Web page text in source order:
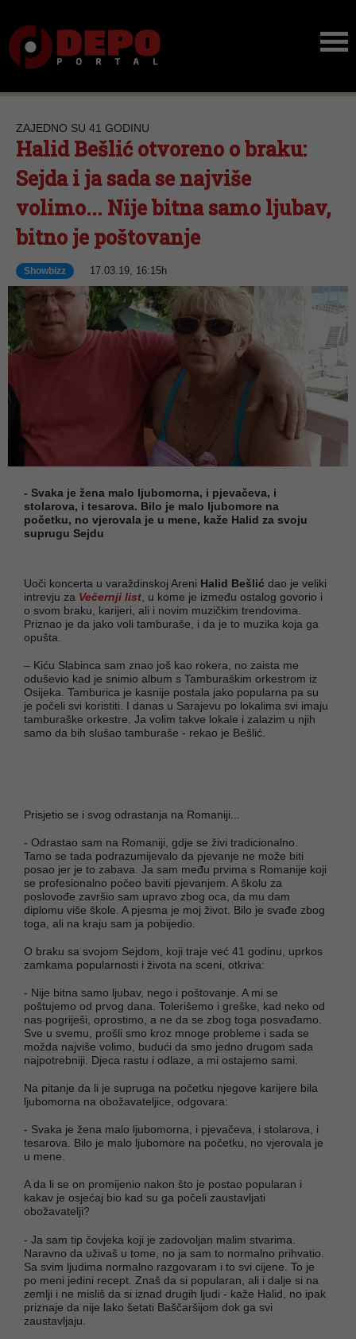
ZAJEDNO SU 41 GODINU
Halid Bešlić otvoreno o braku:
Sejda i ja sada se najviše
volimo... Nije bitna samo ljubav,
bitno je poštovanje
Showbizz 17.03.19, 16:15h
- Svaka je žena malo ljubomorna, i pjevačeva, i
stolarova, i tesarova. Bilo je malo ljubomore na
početku, no vjerovala je u mene, kaže Halid za svoju
suprugu Sejdu
Uoči koncerta u varaždinskoj Areni Halid Bešlić dao je veliki
intrevju za Večernji list , u kome je između ostalog govorio i
o svom braku, karijeri, ali i novim muzičkim trendovima.
Priznao je da jako voli tamburaše, i da je to muzika koja ga
opušta.
– Kiću Slabinca sam znao još kao rokera, no zaista me
oduševio kad je snimio album s Tamburaškim orkestrom iz
Osijeka. Tamburica je kasnije postala jako popularna pa su
je počeli svi koristiti. I danas u Sarajevu po lokalima svi imaju
tamburaške orkestre. Ja volim takve lokale i zalazim u njih
samo da bih slušao tamburaše - rekao je Bešlić.
Prisjetio se i svog odrastanja na Romaniji...
- Odrastao sam na Romaniji, gdje se živi tradicionalno.
Tamo se tada podrazumijevalo da pjevanje ne može biti
posao jer je to zabava. Ja sam među prvima s Romanije koji
se profesionalno počeo baviti pjevanjem. A školu za
poslovođe završio sam upravo zbog oca, da mu dam
diplomu više škole. A pjesma je moj život. Bilo je svađe zbog
toga, ali na kraju sam ja pobijedio.
O braku sa svojom Sejdom, koji traje već 41 godinu, uprkos
zamkama popularnosti i života na sceni, otkriva:
- Nije bitna samo ljubav, nego i poštovanje. A mi se
poštujemo od prvog dana. Tolerišemo i greške, kad neko od
nas pogriješi, oprostimo, a ne da se zbog toga posvađamo.
Sve u svemu, prošli smo kroz mnoge probleme i sada se
možda najviše volimo, budući da smo jedno drugom sada
najpotrebniji. Djeca rastu i odlaze, a mi ostajemo sami.
Na pitanje da li je supruga na početku njegove karijere bila
ljubomorna na obožavateljice, odgovara:
- Svaka je žena malo ljubomorna, i pjevačeva, i stolarova, i
tesarova. Bilo je malo ljubomore na početku, no vjerovala je
u mene.
A da li se on promijenio nakon što je postao popularan i
kakav je osjećaj bio kad su ga počeli zaustavljati
obožavatelji?
- Ja sam tip čovjeka koji je zadovoljan malim stvarima.
Naravno da uživaš u tome, no ja sam to normalno prihvatio.
Sa svim ljudima normalno razgovaram i to svi cijene. To je
po meni jedini recept. Znaš da si popularan, ali i dalje si na
zemlji i ne misliš da si iznad drugih ljudi - kaže Halid, no ipak
priznaje da nije lako šetati Baščaršijom dok ga svi
zaustavljaju.